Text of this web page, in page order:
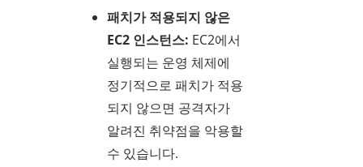
패치가 적용되지 않은
EC2 인스턴스: EC2에서
실행되는 운영 체제에
정기적으로 패치가 적용
되지 않으면 공격자가
알려진 취약점을 악용할
수 있습니다.